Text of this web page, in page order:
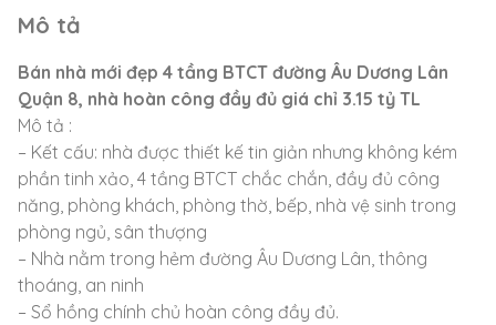
Mô tả
Bán nhà mới đẹp 4 tầng BTCT đường Âu Dương Lân
Quận 8, nhà hoàn công đầy đủ giá chỉ 3.15 tỷ TL
Mô tả :
– Kết cấu: nhà được thiết kế tin giản nhưng không kém
phần tinh xảo, 4 tầng BTCT chắc chắn, đầy đủ công
năng, phòng khách, phòng thờ, bếp, nhà vệ sinh trong
phòng ngủ, sân thượng
– Nhà nằm trong hẻm đường Âu Dương Lân, thông
thoáng, an ninh
– Sổ hồng chính chủ hoàn công đầy đủ.